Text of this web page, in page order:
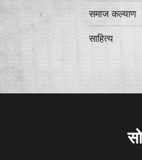
समाज कल्याण
साहित्य